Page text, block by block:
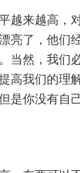
越来越高，
亮了，他们
当然，我们
高我们的理
是你没有自